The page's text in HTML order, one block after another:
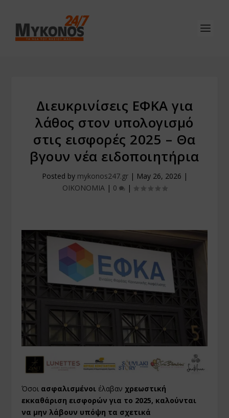
Διευκρινίσεις ΕΦΚΑ για
λάθος στον υπολογισμό
στις εισφορές 2025 – Θα
βγουν νέα ειδοποιητήρια
Posted by mykonos247.gr| May 26, 2026 |
ΟΙΚΟΝΟΜΙΑ| 0 |
Όσοι ασφαλισμένοι έλαβαν χρεωστική
εκκαθάριση εισφορών για το 2025, καλούνται
να μην λάβουν υπόψη τα σχετικά